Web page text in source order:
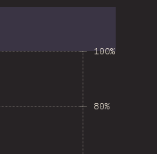
80%
100%